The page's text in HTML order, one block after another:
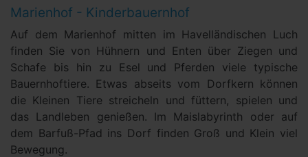
Marienhof - Kinderbauernhof
Auf dem Marienhof mitten im Havelländischen Luch
finden Sie von Hühnern und Enten über Ziegen und
Schafe bis hin zu Esel und Pferden viele typische
Bauernhoftiere. Etwas abseits vom Dorfkern können
die Kleinen Tiere streicheln und füttern, spielen und
das Landleben genießen. Im Maislabyrinth oder auf
dem Barfuß-Pfad ins Dorf finden Groß und Klein viel
Bewegung.